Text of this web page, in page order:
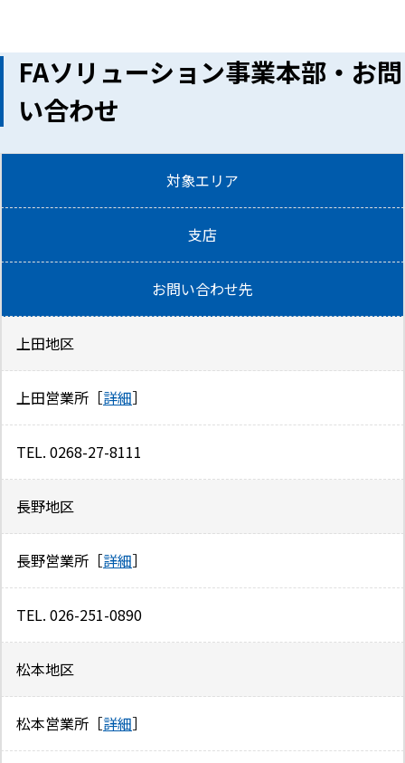
FAソリューション事業本部・お問
い合わせ
対象エリア
支店
お問い合わせ先
上田地区
上田営業所［詳細］
TEL. 0268-27-8111
長野地区
長野営業所［詳細］
TEL. 026-251-0890
松本地区
松本営業所［詳細］